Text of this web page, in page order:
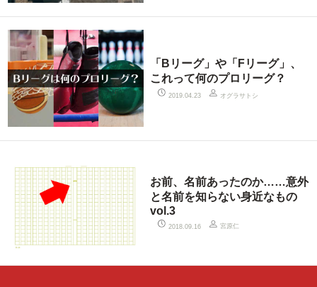
「Bリーグ」や「Fリーグ」、
これって何のプロリーグ？
2019.04.23 オグラサトシ
お前、名前あったのか……意外
と名前を知らない身近なもの
vol.3
2018.09.16 宮原仁